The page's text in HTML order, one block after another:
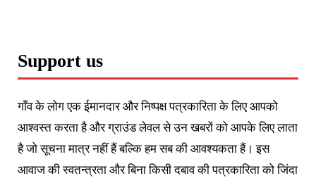
Support us
गाँव के लोग एक ईमानदार और निष्पक्ष पत्रकारिता के लिए आपको
आश्वस्त करता है और ग्राउंड लेवल से उन खबरों को आपके लिए लाता
है जो सूचना मात्र नहीं हैं बल्कि हम सब की आवश्यकता हैं। इस
आवाज की स्वतन्त्रता और बिना किसी दबाव की पत्रकारिता को जिंदा